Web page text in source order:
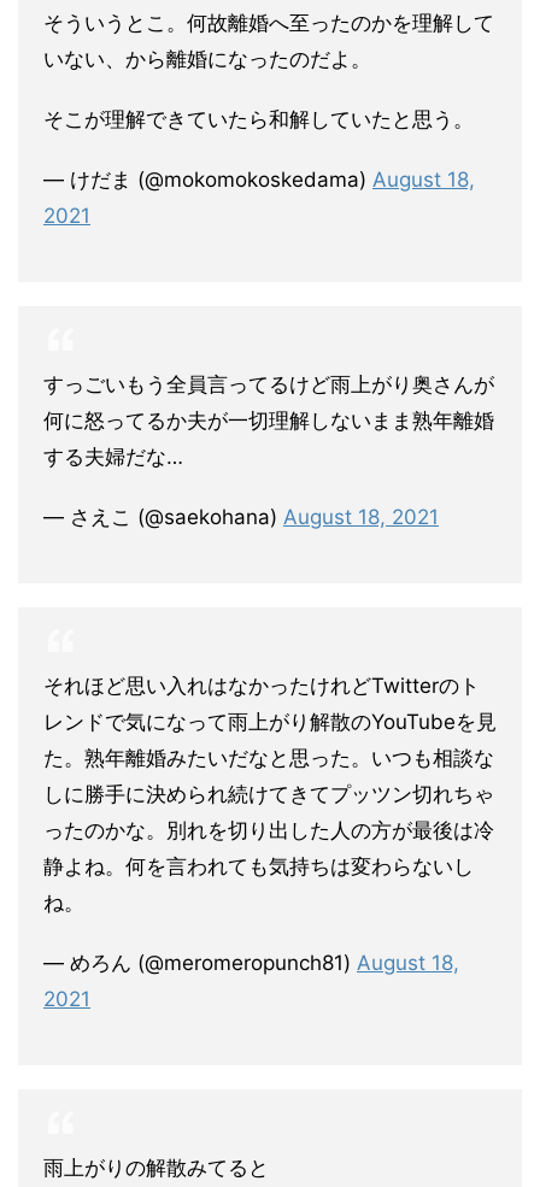
そういうとこ。何故離婚へ至ったのかを理解して
いない、から離婚になったのだよ。
そこが理解できていたら和解していたと思う。
— けだま (@mokomokoskedama) August 18,
2021
すっごいもう全員言ってるけど雨上がり奥さんが
何に怒ってるか夫が一切理解しないまま熟年離婚
する夫婦だな…
— さえこ (@saekohana) August 18, 2021
それほど思い入れはなかったけれどTwitterのト
レンドで気になって雨上がり解散のYouTubeを見
た。熟年離婚みたいだなと思った。いつも相談な
しに勝手に決められ続けてきてプッツン切れちゃ
ったのかな。別れを切り出した人の方が最後は冷
静よね。何を言われても気持ちは変わらないし
ね。
— めろん (@meromeropunch81) August 18,
2021
雨上がりの解散みてると